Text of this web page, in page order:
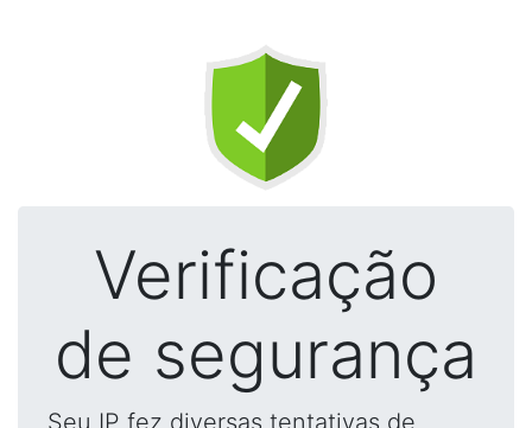
Verificação
de segurança
Seu IP fez diversas tentativas de